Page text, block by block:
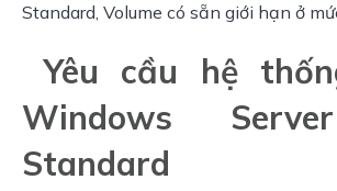
Standard, Volume có sẵn giới hạn ở
Yêu cầu hệ
Windows
Standard